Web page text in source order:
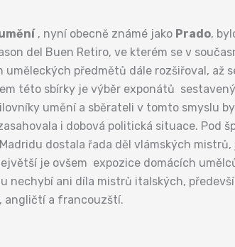
, nyní obecně známé jako Prado,
del Buen Retiro, ve kterém se v
uměleckých předmětů dále rozšiřoval, až
této sbírky je výběr exponátů
umění a sběrateli v tomto smyslu
i dobová politická situace. Pod
dostala řada děl vlámských
je ovšem expozice domácích
nechybí ani díla mistrů italských,
angličtí a francouzští.